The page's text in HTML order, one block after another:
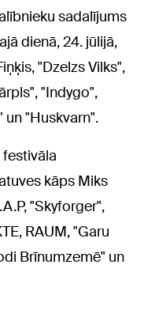
sadalījums
dienā, 24. jūlijā,
"Dzelzs Vilks",
"Indygo",
un "Huskvarn".
kāps Miks
"Skyforger",
RAUM, "Garu
Brīnumzemē" un